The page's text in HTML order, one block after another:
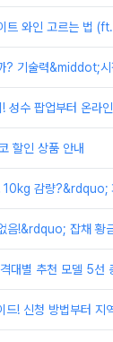
트 와인 고르는 법
? 기술력&middot;
수 팝업부터 온라
할인 상품 안내
감량?&rdquo;
음!&rdquo; 잡채 황
대별 추천 모델 5선
! 신청 방법부터 지